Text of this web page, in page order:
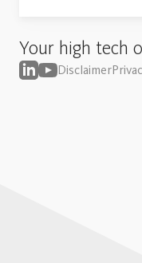
Your high tech
Disclaimer